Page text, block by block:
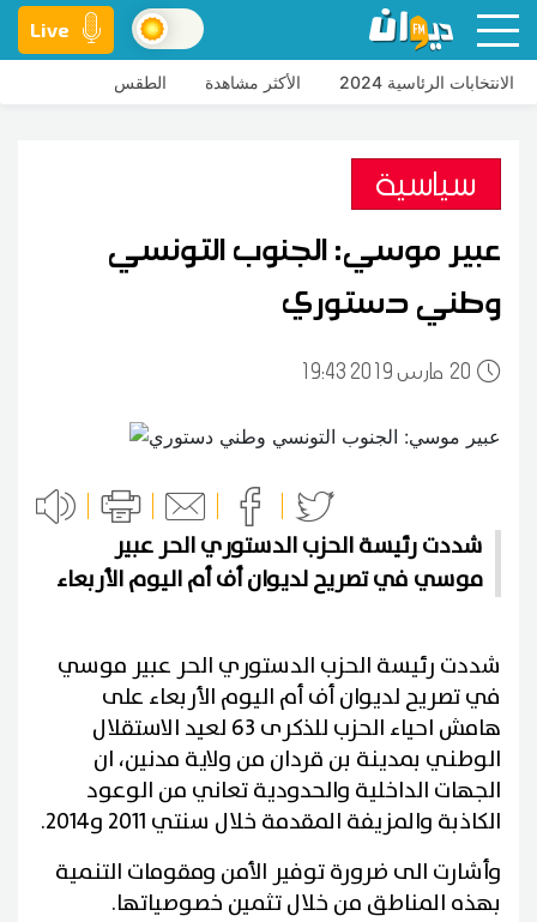
Live
الانتخابات الرئاسية 2024 الأكثر مشاهدة الطقس
سياسية
عبير موسي: الجنوب التونسي
وطني دستوري
20 19:43 2019 مارس
شددت رئيسة الحزب الدستوري الحر عبير
موسي في تصريح لديوان أف أم اليوم الأربعاء
شددت رئيسة الحزب الدستوري الحر عبير موسي
في تصريح لديوان أف أم اليوم الأربعاء على
هامش احياء الحزب للذكرى 63 لعيد الاستقلال
الوطني بمدينة بن قردان من ولاية مدنين، ان
الجهات الداخلية والحدودية تعاني من الوعود
الكاذبة والمزيفة المقدمة خلال سنتي 2011 و2014.
وأشارت الى ضرورة توفير الأمن ومقومات التنمية
بهذه المناطق من خلال تثمين خصوصياتها.